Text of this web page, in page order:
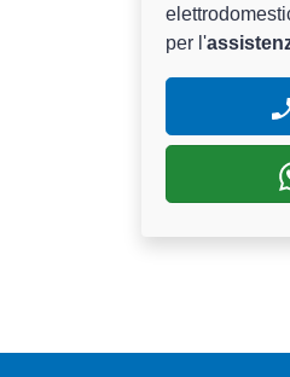
per l'